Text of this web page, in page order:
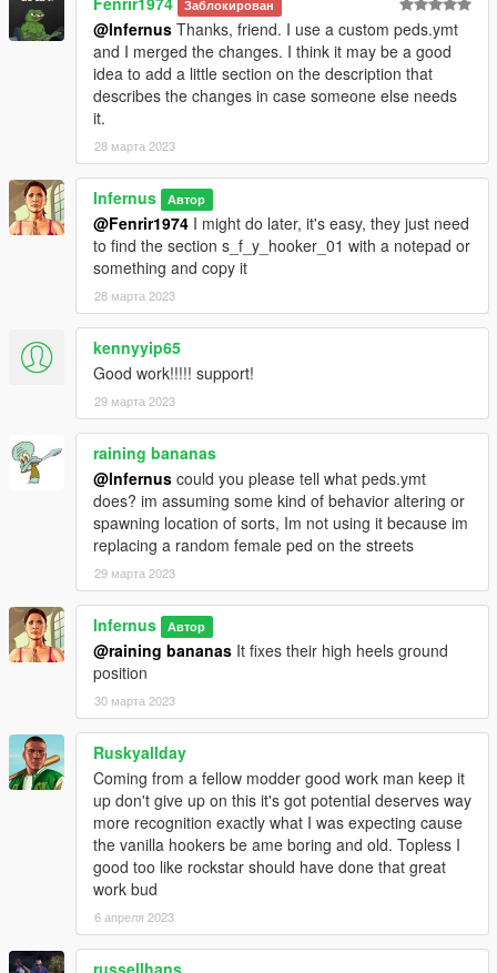
Заблокирован
@lnfernus Thanks, friend. I use a custom peds.ymt
and I merged the changes. I think it may be a good
idea to add a little section on the description that
describes the changes in case someone else needs
it.
28 марта 2023
lnfernus Автор
@Fenrir1974 I might do later, it's easy, they just need
to find the section s_f_y_hooker_01 with a notepad or
something and copy it
28 марта 2023
kennyyip65
Good work!!!!! support!
29 марта 2023
raining bananas
@lnfernus could you please tell what peds.ymt
does? im assuming some kind of behavior altering or
spawning location of sorts, Im not using it because im
replacing a random female ped on the streets
29 марта 2023
lnfernus Автор
@raining bananas It fixes their high heels ground
position
30 марта 2023
Ruskyallday
Coming from a fellow modder good work man keep it
up don't give up on this it's got potential deserves way
more recognition exactly what I was expecting cause
the vanilla hookers be ame boring and old. Topless I
good too like rockstar should have done that great
work bud
6 апреля 2023